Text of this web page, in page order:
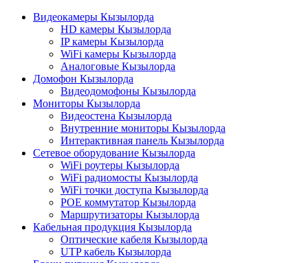
Видеокамеры Кызылорда
HD камеры Кызылорда
IP камеры Кызылорда
WiFi камеры Кызылорда
Аналоговые Кызылорда
Домофон Кызылорда
Видеодомофоны Кызылорда
Мониторы Кызылорда
Видеостена Кызылорда
Внутренние мониторы Кызылорда
Интерактивная панель Кызылорда
Сетевое оборудование Кызылорда
WiFi роутеры Кызылорда
WiFi радиомосты Кызылорда
WiFi точки доступа Кызылорда
POE коммутатор Кызылорда
Маршрутизаторы Кызылорда
Кабельная продукция Кызылорда
Оптические кабеля Кызылорда
UTP кабель Кызылорда